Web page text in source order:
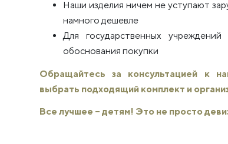
Наши изделия ничем не уступают
намного дешевле
Для государственных
обоснования покупки
Обращайтесь за консультацией к
выбрать подходящий комплект и
Все лучшее – детям! Это не просто